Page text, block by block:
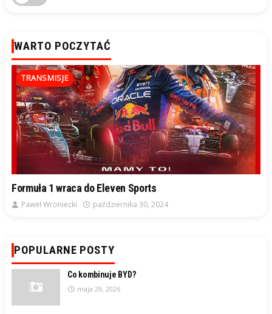
WARTO POCZYTAĆ
TRANSMISJE
Formuła 1 wraca do Eleven Sports
Paweł Wroniecki października 30, 2024
POPULARNE POSTY
Co kombinuje BYD?
maja 29, 2026